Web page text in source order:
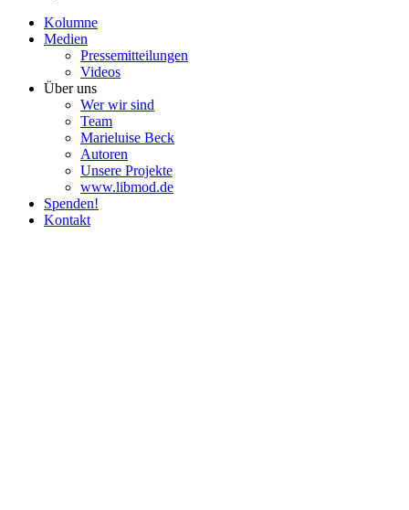
Kolumne
Medien
Pres­se­mit­tei­lun­gen
Videos
Über uns
Wer wir sind
Team
Marie­luise Beck
Autoren
Unsere Pro­jekte
www.libmod.de
Spenden!
Kontakt